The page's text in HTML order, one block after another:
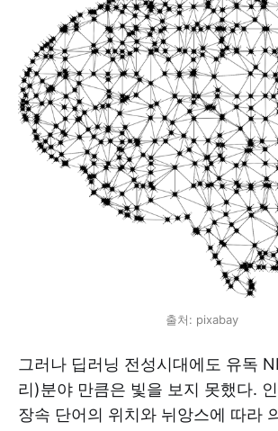
출처: pixabay
그러나 딥러닝 전성시대에도 유독
리)분야 만큼은 빛을 보지 못했다.
장속 단어의 위치와 뉘앙스에 따라